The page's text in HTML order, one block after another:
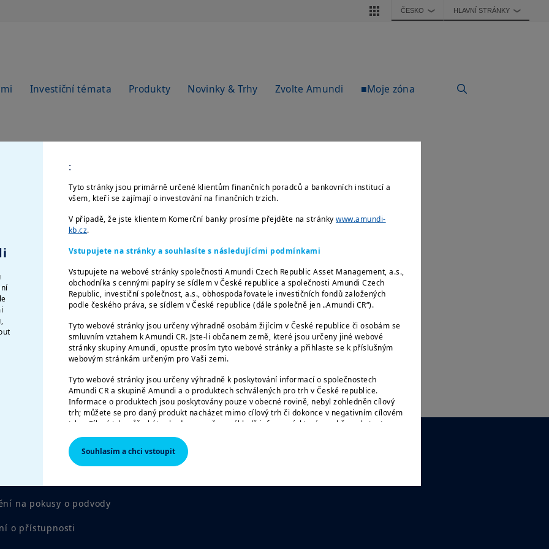
ČESKO ❯ HLAVNÍ STRÁNKY ❯
Investiční témata Produkty Novinky & Trhy Zvolte Amundi ■Moje zóna
:
Tyto stránky jsou primárně určené klientům finančních poradců a bankovních institucí a
všem, kteří se zajímají o investování na finančních trzích.
V případě, že jste klientem Komerční banky prosíme přejděte na stránkywww.amundi-
kb.cz.
Vstupujete na stránky a souhlasíte s následujícími podmínkami
Vstupujete na webové stránky společnosti Amundi Czech Republic Asset Management, a.s.,
obchodníka s cennými papíry se sídlem v České republice a společnosti Amundi Czech
Republic, investiční společnost, a.s., obhospodařovatele investičních fondů založených
podle českého práva, se sídlem v České republice (dále společně jen „Amundi CR“).
Tyto webové stránky jsou určeny výhradně osobám žijícím v České republice či osobám se
smluvním vztahem k Amundi CR. Jste-li občanem země, které jsou určeny jiné webové
stránky skupiny Amundi, opusťte prosím tyto webové stránky a přihlaste se k příslušným
webovým stránkám určeným pro Vaši zemi.
Tyto webové stránky jsou určeny výhradně k poskytování informací o společnostech
Amundi CR a skupině Amundi a o produktech schválených pro trh v České republice.
Informace o produktech jsou poskytovány pouze v obecné rovině, nebyl zohledněn cílový
trh; můžete se pro daný produkt nacházet mimo cílový trh či dokonce v negativním cílovém
trhu. Cílový trh může být vyhodnocen až na základě informací, které o sobě poskytnete
distributorovi daného produktu.
Informace zde uvedené nemusí být úplné, mohou se postupem času měnit a Amundi CR je
může bez upozornění kdykoliv aktualizovat.
AMERICKÉ OSOBY
Informace obsažené na těchto stránkách nejsou určeny státním příslušníkům či občanům
S“ (Regulation S) Komise pro cenné papíry a burzy podle amerického zákona o cenných
Souhlasím a chci vstoupit
na pokusy o podvody
o přístupnosti